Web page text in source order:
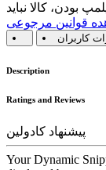
بودن، کالا نباید
قوانین مرجوعی
کاربران
Description
Ratings and Reviews
پیشنهاد کادولین
Your Dynamic